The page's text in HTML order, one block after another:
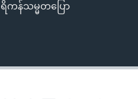
ရိကန်သမ္မတပြော